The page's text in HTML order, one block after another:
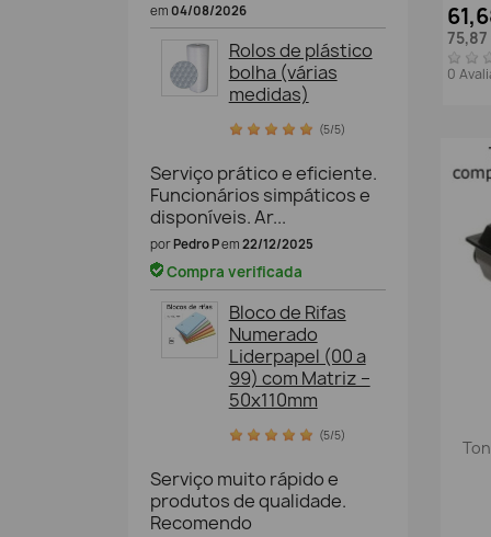
em 04/08/2026
Rolos de plástico
bolha (várias
medidas)
(5/5)
Serviço prático e eficiente.
Funcionários simpáticos e
disponíveis. Ar...
porPedro Pem 22/12/2025
Compra verificada
Bloco de Rifas
Numerado
Liderpapel (00 a
99) com Matriz –
50x110mm
(5/5)
Serviço muito rápido e
produtos de qualidade.
Recomendo
75,87
0